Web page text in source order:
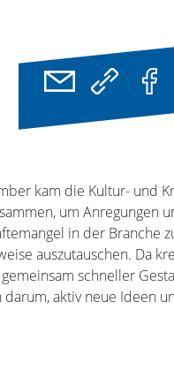
kam die Kultur- und
um Anregungen
in der Branche
auszutauschen. Da
schneller
darum, aktiv neue Ideen